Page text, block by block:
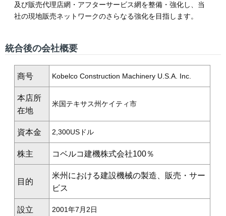
及び販売代理店網・アフターサービス網を整備・強化し、当
社の現地販売ネットワークのさらなる強化を目指します。
統合後の会社概要
商号 Kobelco Construction Machinery U.S.A. Inc.
本店所
在地
米国テキサス州ケイティ市
資本金 2,300USドル
株主 コベルコ建機株式会社100％
目的
米州における建設機械の製造、販売・サー
ビス
設立 2001年7月2日